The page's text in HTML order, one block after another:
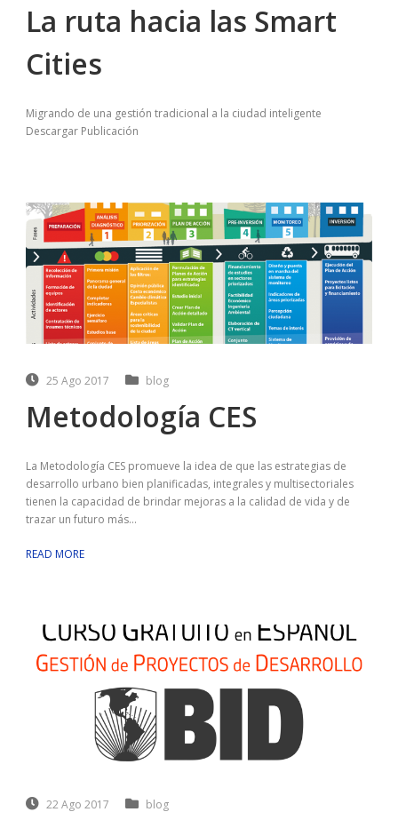
La ruta hacia las Smart
Cities
Migrando de una gestión tradicional a la ciudad inteligente
Descargar Publicación
25 Ago 2017 blog
Metodología CES
La Metodología CES promueve la idea de que las estrategias de
desarrollo urbano bien planificadas, integrales y multisectoriales
tienen la capacidad de brindar mejoras a la calidad de vida y de
trazar un futuro más...
READ MORE
22 Ago 2017 blog